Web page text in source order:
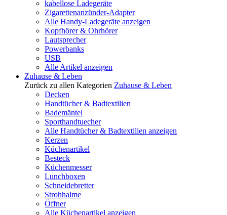
kabellose Ladegeräte
Zigarettenanzünder-Adapter
Alle Handy-Ladegeräte anzeigen
Kopfhörer & Ohrhörer
Lautsprecher
Powerbanks
USB
Alle Artikel anzeigen
Zuhause & Leben
Zurück zu allen Kategorien Zuhause & Leben
Decken
Handtücher & Badtextilien
Bademäntel
Sporthandtuecher
Alle Handtücher & Badtextilien anzeigen
Kerzen
Küchenartikel
Besteck
Küchenmesser
Lunchboxen
Schneidebretter
Strohhalme
Öffner
Alle Küchenartikel anzeigen